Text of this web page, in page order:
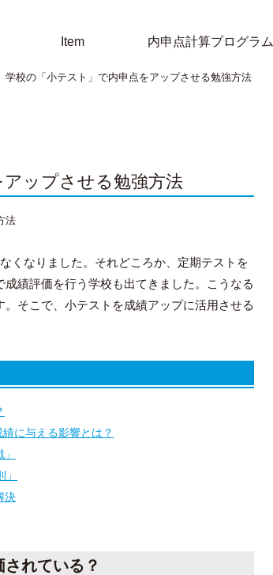
Item 内申点計算プログラム
学校の「小テスト」で内申点をアップさせる勉強方法
ップさせる勉強方法
くなりました。それどころか、定期テストを
績評価を行う学校も出てきました。こうなる
そこで、小テストを成績アップに活用させる
に与える影響とは？
決
れている？